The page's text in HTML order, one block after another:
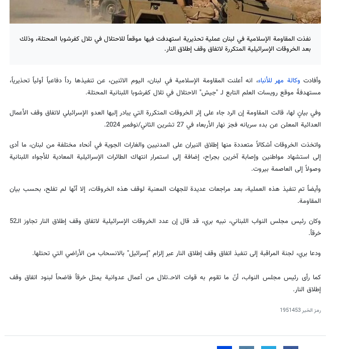
نفذت المقاومة الإسلامية في لبنان عملية تحذيرية استهدفت فيها موقعاً للاحتلال في تلال كفرشوبا المحتلة، وذلك
بعد الخروقات الإسرائيلية المتكررة لاتفاق وقف إطلاق النار.
وأفادت وكالة مهر للأنباء، انه أعلنت المقاومة الإسلامية في لبنان، اليوم الاثنين، عن تنفيذها رداً دفاعياً أولياً تحذيرياً،
مستهدفةً موقع رويسات العلم التابع لـ "جيش" الاحتلال في تلال كفرشوبا اللبنانية المحتلة.
وفي بيانٍ لها، قالت المقاومة إن الرد جاء على إثر الخروقات المتكررة التي يبادر إليها العدو الإسرائيلي لاتفاق وقف الأعمال
العدائية المعلن عن بدء سريانه فجرَ نهار الأربعاء في 27 تشرين الثاني/نوفمبر 2024.
واتخذت الخروقات أشكالاً متعددة منها إطلاق النيران على المدنيين والغارات الجوية في أنحاء مختلفة من لبنان، ما أدى
إلى استشهاد مواطنين وإصابة آخرين بجراح، إضافة إلى استمرار انتهاك الطائرات الإسرائيلية المعادية للأجواء اللبنانية
وصولاً إلى العاصمة بيروت.
وأيضاً تم تنفيذ هذه العملية، بعد مراجعات عديدة للجهات المعنية لوقف هذه الخروقات، إلا أنّها لم تفلح، بحسب بيان
المقاومة.
وكان رئيس مجلس النواب اللبناني، نبيه بري، قد قال إن عدد الخروقات الإسرائيلية لاتفاق وقف إطلاق النار تجاوز الـ52
خرقاً.
ودعا بري، لجنة المراقبة إلى تنفيذ اتفاق وقف إطلاق النار عبر إلزام "إسرائيل" بالانسحاب من الأراضي التي تحتلها.
كما رأى رئيس مجلس النواب، أنّ ما تقوم به قوات الاحـ.تلال من أعمال عدوانية يمثل خرقاً فاضحاً لبنود اتفاق وقف
إطلاق النار.
رمز الخبر1951453